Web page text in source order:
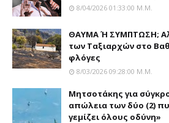
8/04/2026 01:33:00 Μ.μ.
ΘΑΥΜΑ Ή ΣΥΜΠΤΩΣΗ;
των Tαξιαρχών στο
φλόγες
8/03/2026 09:28:00 Μ.μ.
Μητσοτάκης για
απώλεια των δύο (2)
γεμίζει όλους οδύνη»